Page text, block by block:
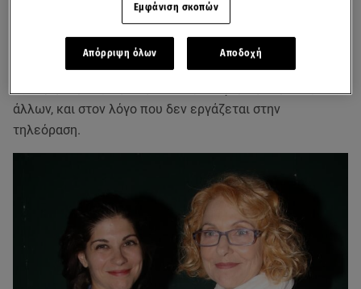
Ηρώ Μπέζου , κόρη του Γιάννη Μπέζου και της
Ναταλίας Τσαλίκη, μίλησε στην εκπομπήBuongiorno
άλλων, και στον λόγο που δεν εργάζεται στην
τηλεόραση.
Εμφάνιση σκοπών
Απόρριψη όλων Αποδοχή